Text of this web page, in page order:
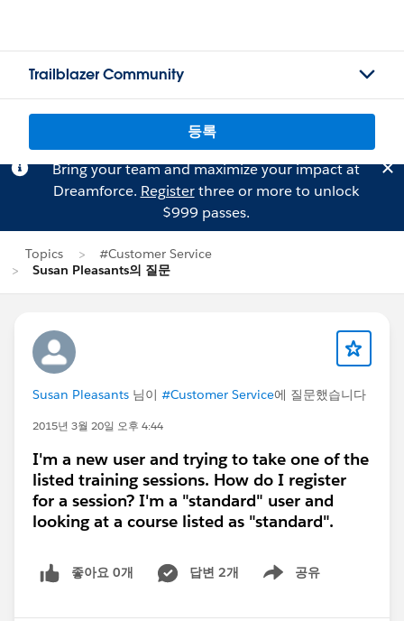
Trailblazer Community
등록
Bring your team and maximize your impact at
Dreamforce. Registerthree or more to unlock
$999 passes.
Topics
#Customer Service
Susan Pleasants의 질문
Susan Pleasants 님이 #Customer Service에 질문했습니다
2015년 3월 20일 오후 4:44
I'm a new user and trying to take one of the
listed training sessions. How do I register
for a session? I'm a "standard" user and
looking at a course listed as "standard".
좋아요 0개 답변 2개 공유
Show menu